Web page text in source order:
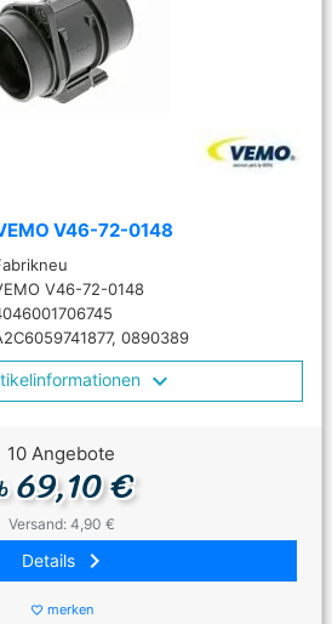
V46-72-0148
V46-72-0148
0890389
10 Angebote
69,10 €
Versand: 4,90 €
Details keyboard_arrow_right
favorite_border merken